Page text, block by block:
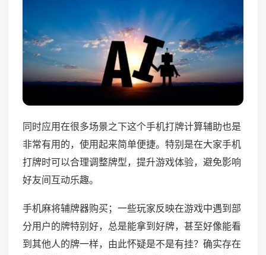
同时应用在很多场景之下这个手机打牌计算辅助也是
非常有用的，使用起来简单便捷。特别是在大家手机
打牌时可以合理调整牌型，提升游戏体验，避免影响
好友间互动乐趣。
手机麻将辅牌器购买；一些玩家反映在游戏中遇到部
分用户的牌特别好，总是能拿到好牌，甚至好像能看
到其他人的牌一样，由此怀疑是不是有挂？确实存在